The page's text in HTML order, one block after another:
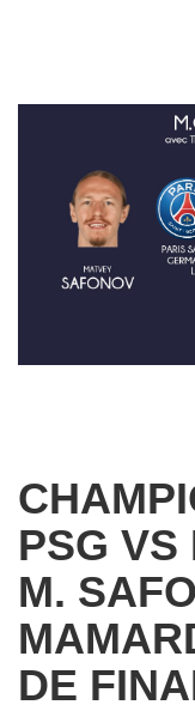
PSG VS
M.
DE